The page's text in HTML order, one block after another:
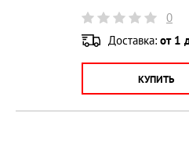
0
Доставка: от 1
КУПИТЬ